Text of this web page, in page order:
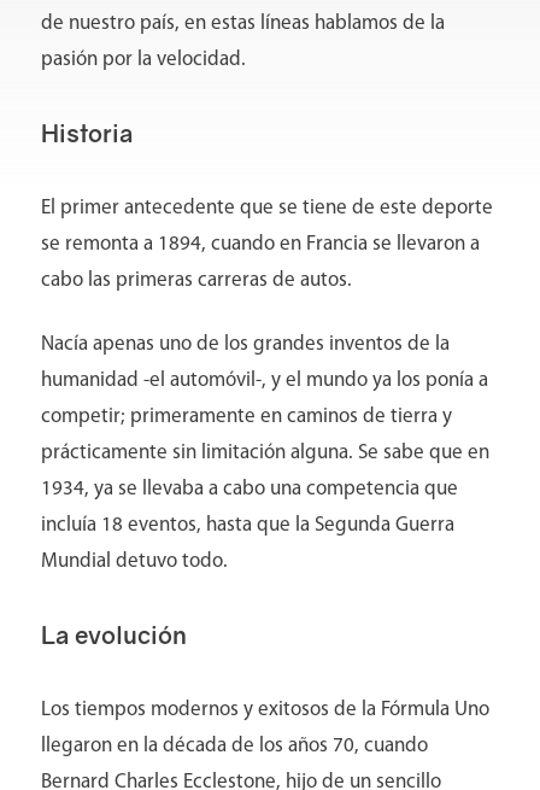
de nuestro país, en estas líneas hablamos de la
pasión por la velocidad.
Historia
El primer antecedente que se tiene de este deporte
se remonta a 1894, cuando en Francia se llevaron a
cabo las primeras carreras de autos.
Nacía apenas uno de los grandes inventos de la
humanidad -el automóvil-, y el mundo ya los ponía a
competir; primeramente en caminos de tierra y
prácticamente sin limitación alguna. Se sabe que en
1934, ya se llevaba a cabo una competencia que
incluía 18 eventos, hasta que la Segunda Guerra
Mundial detuvo todo.
La evolución
Los tiempos modernos y exitosos de la Fórmula Uno
llegaron en la década de los años 70, cuando
Bernard Charles Ecclestone, hijo de un sencillo